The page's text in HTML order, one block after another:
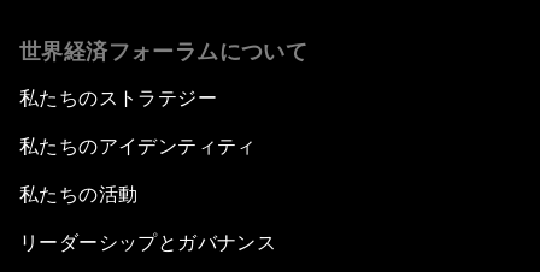
世界経済フォーラムについて
私たちのストラテジー
私たちのアイデンティティ
私たちの活動
リーダーシップとガバナンス